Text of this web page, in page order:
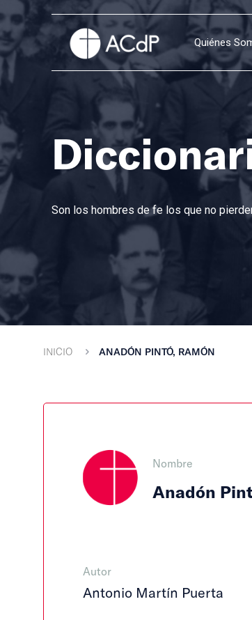
Quiénes
Son los hombres de fe los que no
INICIO ANADÓN PINTÓ, RAMÓN
Nombre
Anadón
Autor
Antonio Martín Puerta